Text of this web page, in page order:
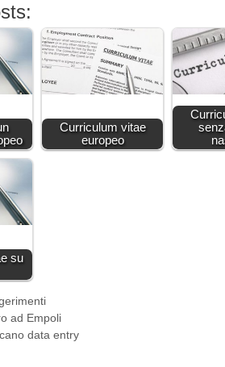
Curriculum vitae
europeo
su
ad Empoli
data entry